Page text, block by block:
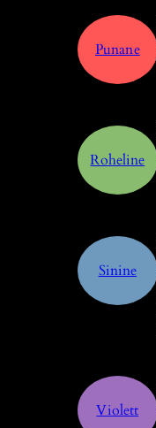
Punane
Roheline
Sinine
Violett